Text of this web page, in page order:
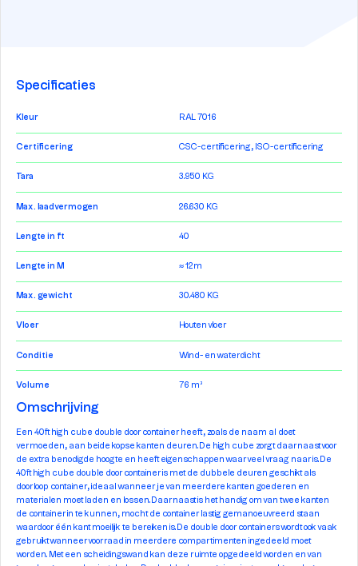
Specificaties
Kleur RAL 7016
Certificering CSC-certificering, ISO-certificering
Tara 3.950 KG
Max. laadvermogen 26.630 KG
Lengte in ft 40
Lengte in M ≈ 12m
Max. gewicht 30.480 KG
Vloer Houten vloer
Conditie Wind- en waterdicht
Volume 76 m³
Omschrijving
Een 40ft high cube double door container heeft, zoals de naam al doet
vermoeden, aan beide kopse kanten deuren. De high cube zorgt daarnaast voor
de extra benodigde hoogte en heeft eigenschappen waar veel vraag naar is. De
40ft high cube double door container is met de dubbele deuren geschikt als
doorloop container, ideaal wanneer je van meerdere kanten goederen en
materialen moet laden en lossen. Daarnaast is het handig om van twee kanten
de container in te kunnen, mocht de container lastig gemanoeuvreerd staan
waardoor één kant moeilijk te bereiken is. De double door containers wordt ook vaak
gebruikt wanneer voorraad in meerdere compartimenten ingedeeld moet
worden. Met een scheidingswand kan deze ruimte opgedeeld worden en van